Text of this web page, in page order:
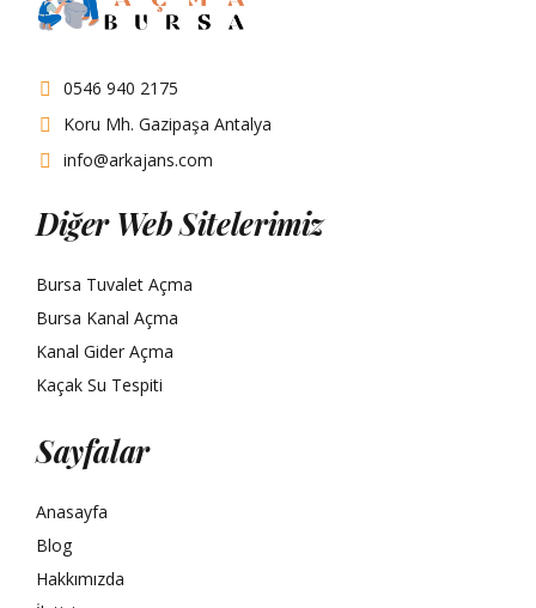
0546 940 2175
Koru Mh. Gazipaşa Antalya
info@arkajans.com
Diğer Web Sitelerimiz
Bursa Tuvalet Açma
Bursa Kanal Açma
Kanal Gider Açma
Kaçak Su Tespiti
Sayfalar
Anasayfa
Blog
Hakkımızda